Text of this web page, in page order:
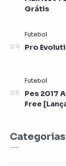
Grátis
Pro
Pes 2017
Free
Categorias